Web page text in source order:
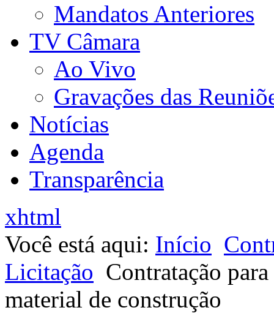
Mandatos Anteriores
TV Câmara
Ao Vivo
Gravações das
Notícias
Agenda
Transparência
xhtml
Você está aqui: Início
Licitação Contratação
material de construção